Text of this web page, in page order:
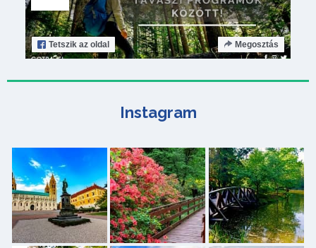
Tetszik az oldal Megosztás
Instagram